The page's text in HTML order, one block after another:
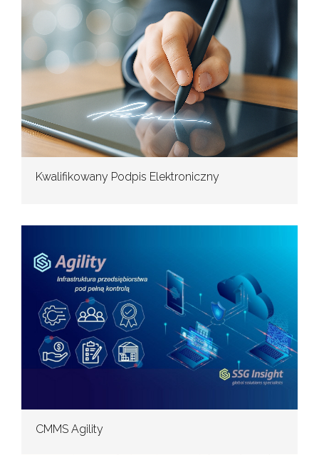
Kwalifikowany Podpis Elektroniczny
CMMS Agility